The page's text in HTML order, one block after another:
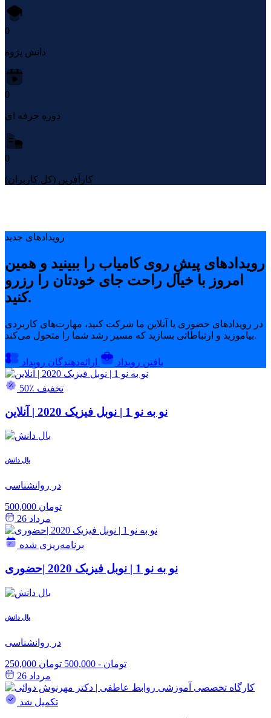
0
دانش پژوه
0
دوره حرفه ای
0
کارآفرین (کل کاربران)
رویدادهای جدید
رویدادهای پیشِ روی کامیاب را ببینید و همین
امروز با خیال راحت جای خودتان را رزرو
کنید.
در رویدادهای حضوری یا آنلاین ما شرکت کنید، مهارت‌های کاربردی
بیاموزید و ارتباطاتی بسازید که مسیر رشد شما را متحول می‌کند.
یافتن رویداد ارائه‌دهندگان رویداد
50٪ تخفیف
نو به نو 1 | نوبل فیزیک 2020 | آنلاین
بال دانش
در روانشناسی
500,000 تومان
مرداد 26
برنامه‌ریزی شده
نو به نو 1 | نوبل فیزیک 2020 |حضوری
بال دانش
در روانشناسی
250,000 تومان - 500,000 تومان
مرداد 26
تکمیل شد